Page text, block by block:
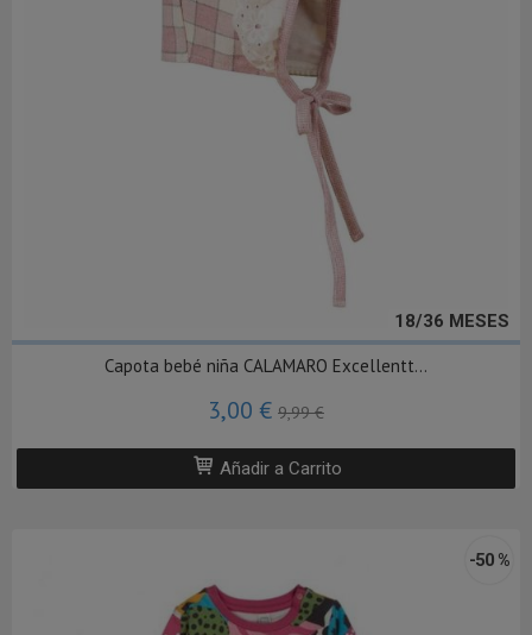
18/36 MESES
Capota bebé niña CALAMARO Excellentt...
3,00 € 9,99 €
Añadir a Carrito
-50 %